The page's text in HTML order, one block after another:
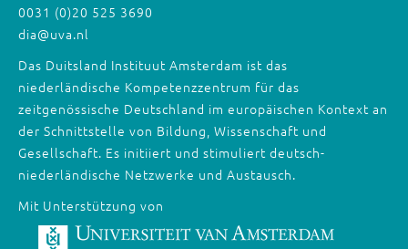
0031 (0)20 525 3690
dia@uva.nl
Das Duitsland Instituut Amsterdam ist das
niederländische Kompetenzzentrum für das
zeitgenössische Deutschland im europäischen Kontext an
der Schnittstelle von Bildung, Wissenschaft und
Gesellschaft. Es initiiert und stimuliert deutsch-
niederländische Netzwerke und Austausch.
Mit Unterstützung von